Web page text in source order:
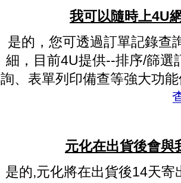
我可以隨時上4U
是的，您可透過訂單記錄查
細，目前4U提供--排序/篩選
詢、表單列印備查等強大功
元化在出貨後會與
是的,元化將在出貨後14天寄